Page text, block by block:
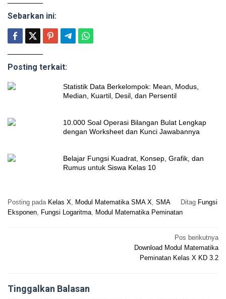
Sebarkan ini:
Posting terkait:
Statistik Data Berkelompok: Mean, Modus,
Median, Kuartil, Desil, dan Persentil
10.000 Soal Operasi Bilangan Bulat Lengkap
dengan Worksheet dan Kunci Jawabannya
Belajar Fungsi Kuadrat, Konsep, Grafik, dan
Rumus untuk Siswa Kelas 10
Posting pada Kelas X Modul Matematika SMA X SMA Ditag Fungsi
Eksponen
Fungsi Logaritma Modul Matematika Peminatan
Pos berikutnya
Download Modul Matematika
Peminatan Kelas X KD 3.2
Tinggalkan Balasan